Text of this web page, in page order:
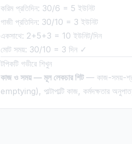
করিম প্রতিদিন: 30/6 = 5 ইউনিট
গাজী প্রতিদিন: 30/10 = 3 ইউনিট
একসাথে: 2+5+3 = 10 ইউনিট/দিন
মোট সময়: 30/10 = 3 দিন ✓
টপিকটি গভীরে শিখুন
কাজ ও সময় — মূল লেকচার শিট— কাজ-সময়-
emptying), পাল্টাপাল্টি কাজ, কর্মদক্ষতার